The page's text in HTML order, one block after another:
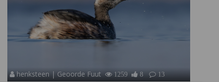
henksteen | Geoorde Fuut 1259 8 13